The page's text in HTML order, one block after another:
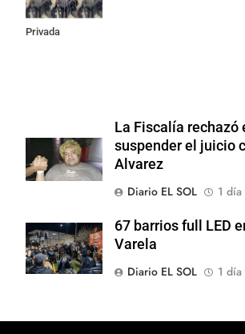
Propiedad
Privada
La Fiscalía rechazó
suspender el juicio
Alvarez
Diario EL SOL
1 día
67 barrios full LED
Varela
Diario EL SOL
1 día